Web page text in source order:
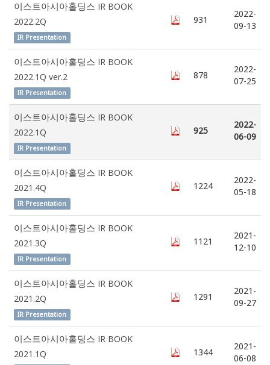
이스트아시아홀딩스 IR BOOK
2022.2Q
IR Presentation
931
2022-
09-13
이스트아시아홀딩스 IR BOOK
2022.1Q ver.2
IR Presentation
878
2022-
07-25
이스트아시아홀딩스 IR BOOK
2022.1Q
IR Presentation
925
2022-
06-09
이스트아시아홀딩스 IR BOOK
2021.4Q
IR Presentation
1224
2022-
05-18
이스트아시아홀딩스 IR BOOK
2021.3Q
IR Presentation
1121
2021-
12-10
이스트아시아홀딩스 IR BOOK
2021.2Q
IR Presentation
1291
2021-
09-27
이스트아시아홀딩스 IR BOOK
2021.1Q
1344
2021-
06-08